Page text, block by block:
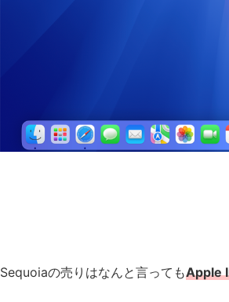
Sequoiaの売りはなんと言ってもApple